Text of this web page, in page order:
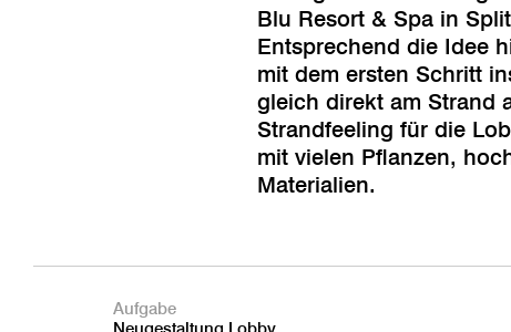
Blu Resort & Spa in
Entsprechend die Idee
mit dem ersten Schritt
gleich direkt am Strand
Strandfeeling für die
mit vielen Pflanzen,
Materialien.
Aufgabe